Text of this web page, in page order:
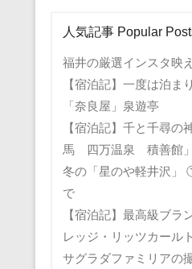
人気記事 Popular
福井の厳選インスタ映
【宿泊記】一度は泊ま
「奈良屋」泉遊亭
【宿泊記】千と千尋の
馬 四万温泉 積善館
冬の「星のや軽井沢」
で
【宿泊記】最高級ブラ
レッジ・リッツカール
サグラダファミリアの